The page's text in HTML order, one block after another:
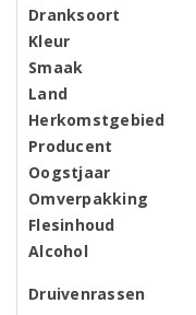
Dranksoort
Kleur
Smaak
Land
Herkomstgebied
Producent
Oogstjaar
Omverpakking
Flesinhoud
Alcohol
Druivenrassen